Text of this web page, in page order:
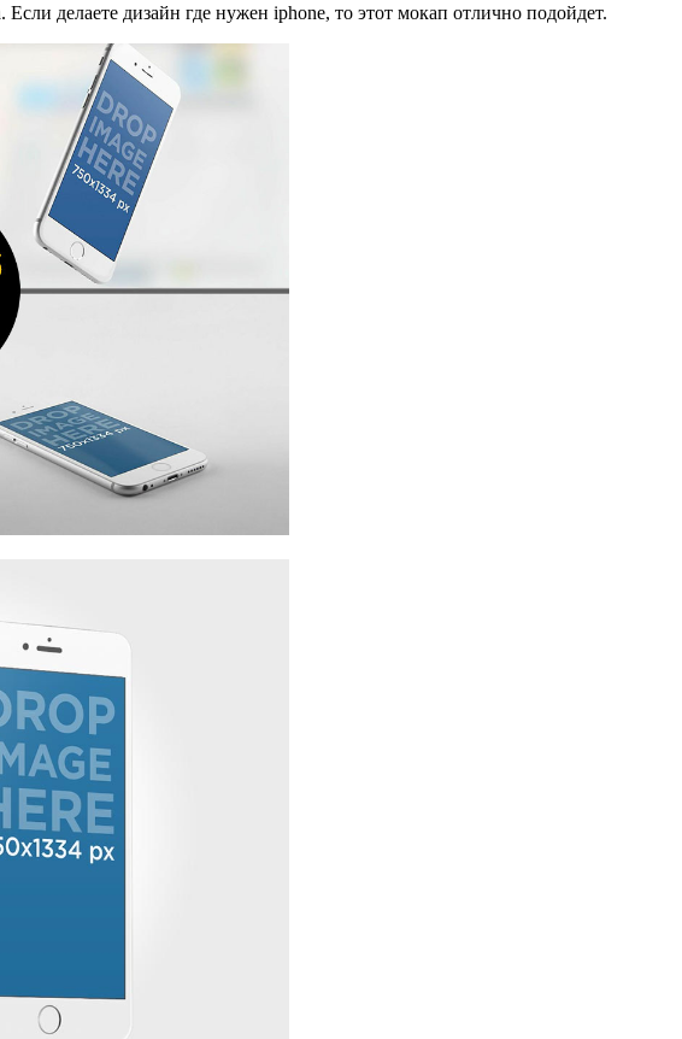
делаете дизайн где нужен iphone, то этот мокап отлично подойдет.